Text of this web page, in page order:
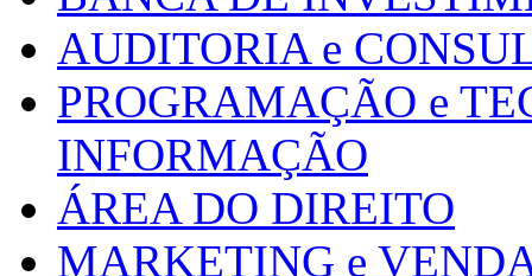
AUDITORIA e
PROGRAMAÇÃO e
INFORMAÇÃO
ÁREA DO DIREITO
MARKETING e